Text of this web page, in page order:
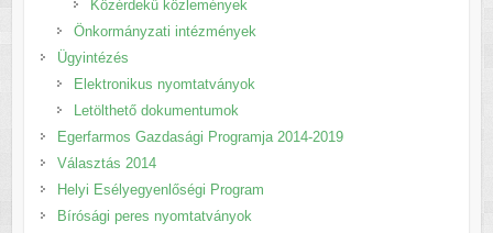
Közérdekű közlemények
Önkormányzati intézmények
Ügyintézés
Elektronikus nyomtatványok
Letölthető dokumentumok
Egerfarmos Gazdasági Programja 2014-2019
Választás 2014
Helyi Esélyegyenlőségi Program
Bírósági peres nyomtatványok